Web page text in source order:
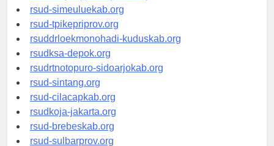
rsud-tanjungpinangkota.org
rsud-simeuluekab.org
rsud-tpikepriprov.org
rsuddrloekmonohadi-kuduskab.org
rsudksa-depok.org
rsudrtnotopuro-sidoarjokab.org
rsud-sintang.org
rsud-cilacapkab.org
rsudkoja-jakarta.org
rsud-brebeskab.org